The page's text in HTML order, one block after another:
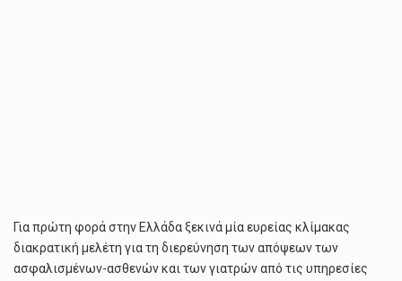
Για πρώτη φορά στην Ελλάδα ξεκινά μία ευρείας κλίμακας
διακρατική μελέτη για τη διερεύνηση των απόψεων των
ασφαλισμένων-ασθενών και των γιατρών από τις υπηρεσίες